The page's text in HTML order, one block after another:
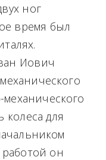
ног
время был
Иович
колеса для
он